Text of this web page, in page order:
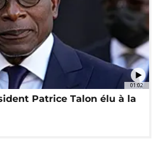
01:02
Patrice Talon élu à la